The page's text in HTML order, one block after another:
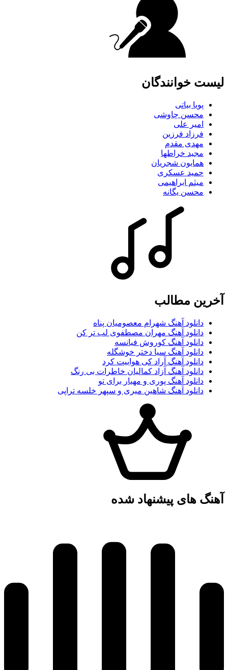
لیست خوانندگان
پویا بیاتی
محسن چاوشی
امیر علی
فرزاد فرزین
مهدی مقدم
مجید خراطها
همایون شجریان
حمید عسکری
میثم ابراهیمی
محسن یگانه
آخرین مطالب
دانلود آهنگ شهرام معصومیان پناه
دانلود آهنگ مهران مصطفوی لب تر کن
دانلود آهنگ کوروش فیانسه
دانلود آهنگ سیا دختر خوشگله
دانلود آهنگ آراد کی هواییت کرد
دانلود آهنگ آزاد کمالیان خاطرات بی رنگ
دانلود آهنگ پوری و مهیار برای تو
دانلود آهنگ شاهین میری و سپهر خلسه تراپی
آهنگ های پیشنهاد شده